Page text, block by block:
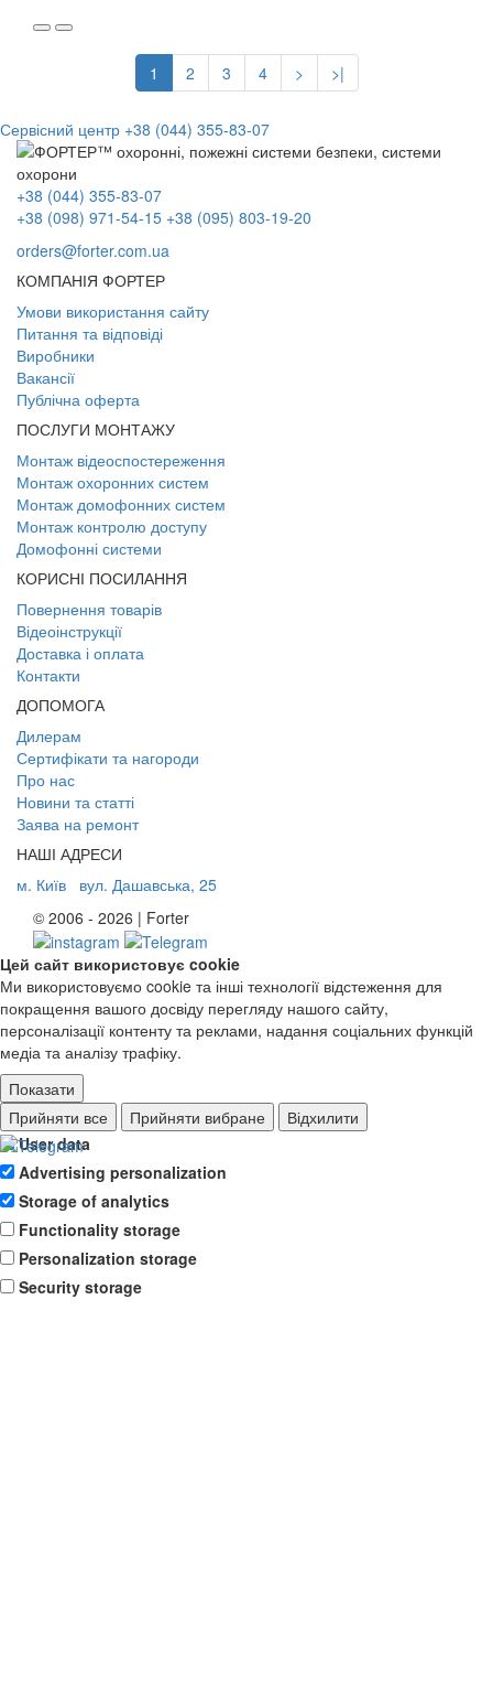
1 2 3 4 > >|
Сервісний центр +38 (044) 355-83-07
+38 (044) 355-83-07
+38 (098) 971-54-15 +38 (095) 803-19-20
orders@forter.com.ua
КОМПАНІЯ ФОРТЕР
Умови використання сайту
Питання та відповіді
Виробники
Вакансії
Публічна оферта
ПОСЛУГИ МОНТАЖУ
Монтаж відеоспостереження
Монтаж охоронних систем
Монтаж домофонних систем
Монтаж контролю доступу
Домофонні системи
КОРИСНІ ПОСИЛАННЯ
Повернення товарів
Відеоінструкції
Доставка і оплата
Контакти
ДОПОМОГА
Дилерам
Сертифікати та нагороди
Про нас
Новини та статті
Заява на ремонт
НАШІ АДРЕСИ
м. Київ
вул. Дашавська, 25
© 2006 - 2026 | Forter
Цей сайт використовує cookie
Ми використовуємо cookie та інші технології відстеження для
покращення вашого досвіду перегляду нашого сайту,
персоналізації контенту та реклами, надання соціальних функцій
медіа та аналізу трафіку.
Показати
Ad storage
User data
Advertising personalization
Storage of analytics
Functionality storage
Personalization storage
Security storage
Прийняти все Прийняти вибране Відхилити